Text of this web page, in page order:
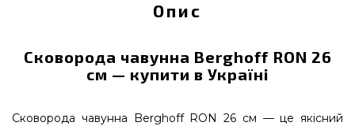
Опис
Сковорода чавунна Berghoff RON 26
см — купити в Україні
Сковорода чавунна Berghoff RON 26 см — це якісний